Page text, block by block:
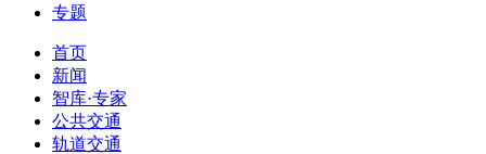
专题
首页
新闻
智库·专家
公共交通
轨道交通